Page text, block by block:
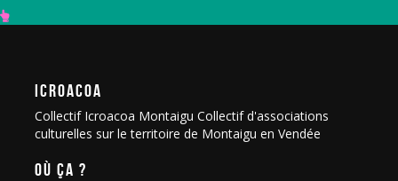
ICROACOA
Collectif Icroacoa Montaigu Collectif d'associations
culturelles sur le territoire de Montaigu en Vendée
OÙ ÇA ?